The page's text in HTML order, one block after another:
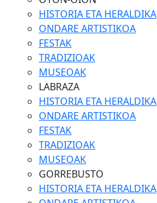
HISTORIA ETA HERALDIKA
ONDARE ARTISTIKOA
FESTAK
TRADIZIOAK
MUSEOAK
LABRAZA
HISTORIA ETA HERALDIKA
ONDARE ARTISTIKOA
FESTAK
TRADIZIOAK
MUSEOAK
GORREBUSTO
HISTORIA ETA HERALDIKA